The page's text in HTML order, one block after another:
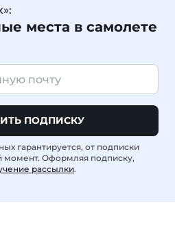
места в самолете
ПОДПИСКУ
гарантируется, от подписки
момент. Оформляя подписку,
рассылки.